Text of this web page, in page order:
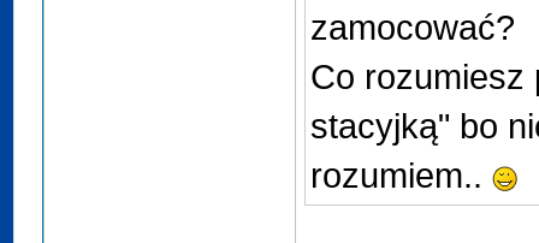
zamocować?
Co rozumiesz
stacyjką" bo
rozumiem..